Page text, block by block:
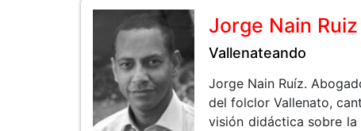
Jorge Nain Ruiz
Vallenateando
Jorge Nain Ruíz.
del folclor Vallenato,
visión didáctica sobre la